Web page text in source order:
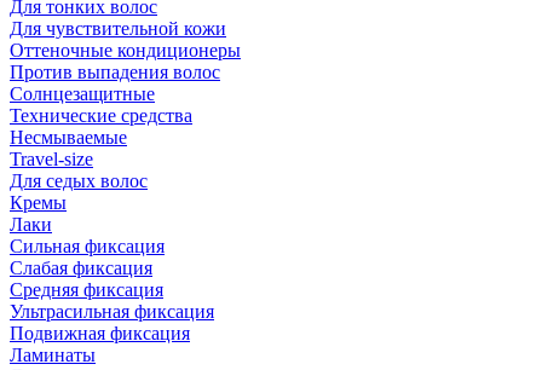
Для тонких волос
Для чувствительной кожи
Оттеночные кондиционеры
Против выпадения волос
Солнцезащитные
Технические средства
Несмываемые
Travel-size
Для седых волос
Кремы
Лаки
Сильная фиксация
Слабая фиксация
Средняя фиксация
Ультрасильная фиксация
Подвижная фиксация
Ламинаты